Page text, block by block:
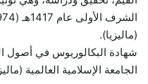
(ماليزيا).
الجامعة الإسلامية العالمية